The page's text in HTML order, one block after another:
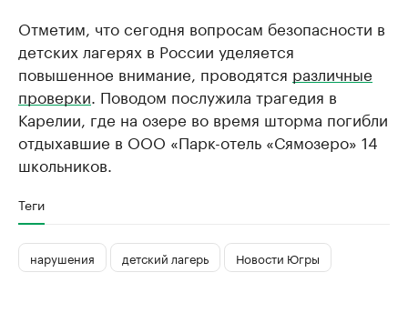
Отметим, что сегодня вопросам безопасности в
детских лагерях в России уделяется
повышенное внимание, проводятся различные
проверки. Поводом послужила трагедия в
Карелии, где на озере во время шторма погибли
отдыхавшие в ООО «Парк-отель «Сямозеро» 14
школьников.
Теги
нарушения детский лагерь Новости Югры